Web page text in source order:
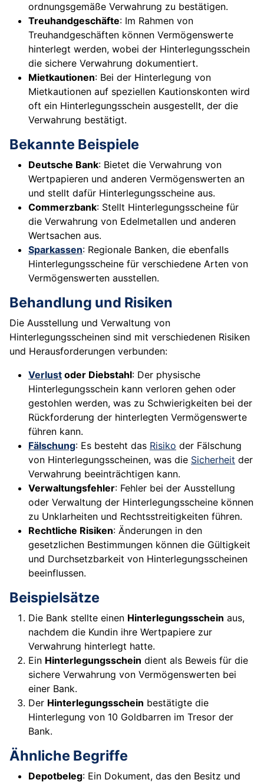
ordnungsgemäße Verwahrung zu bestätigen.
Treuhandgeschäfte: Im Rahmen von
Treuhandgeschäften können Vermögenswerte
hinterlegt werden, wobei der Hinterlegungsschein
die sichere Verwahrung dokumentiert.
Mietkautionen: Bei der Hinterlegung von
Mietkautionen auf speziellen Kautionskonten wird
oft ein Hinterlegungsschein ausgestellt, der die
Verwahrung bestätigt.
Bekannte Beispiele
Deutsche Bank: Bietet die Verwahrung von
Wertpapieren und anderen Vermögenswerten an
und stellt dafür Hinterlegungsscheine aus.
Commerzbank: Stellt Hinterlegungsscheine für
die Verwahrung von Edelmetallen und anderen
Wertsachen aus.
Sparkassen: Regionale Banken, die ebenfalls
Hinterlegungsscheine für verschiedene Arten von
Vermögenswerten ausstellen.
Behandlung und Risiken
Die Ausstellung und Verwaltung von
Hinterlegungsscheinen sind mit verschiedenen Risiken
und Herausforderungen verbunden:
Verlust oder Diebstahl: Der physische
Hinterlegungsschein kann verloren gehen oder
gestohlen werden, was zu Schwierigkeiten bei der
Rückforderung der hinterlegten Vermögenswerte
führen kann.
Fälschung: Es besteht das Risiko der Fälschung
von Hinterlegungsscheinen, was die Sicherheit der
Verwahrung beeinträchtigen kann.
Verwaltungsfehler: Fehler bei der Ausstellung
oder Verwaltung der Hinterlegungsscheine können
zu Unklarheiten und Rechtsstreitigkeiten führen.
Rechtliche Risiken: Änderungen in den
gesetzlichen Bestimmungen können die Gültigkeit
und Durchsetzbarkeit von Hinterlegungsscheinen
beeinflussen.
Beispielsätze
Die Bank stellte einen Hinterlegungsschein aus,
nachdem die Kundin ihre Wertpapiere zur
Verwahrung hinterlegt hatte.
Ein Hinterlegungsschein dient als Beweis für die
sichere Verwahrung von Vermögenswerten bei
einer Bank.
Der Hinterlegungsschein bestätigte die
Hinterlegung von 10 Goldbarren im Tresor der
Bank.
Ähnliche Begriffe
Depotbeleg: Ein Dokument, das den Besitz und